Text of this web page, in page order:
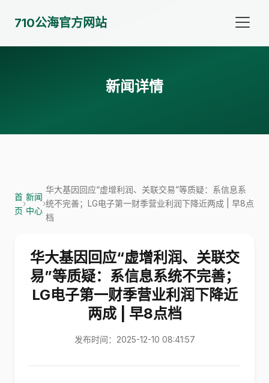
710公海官方网站
新闻详情
首
页
›
新闻
中心
›
华大基因回应“虚增利润、关联交易”等质疑：系信息系
统不完善；LG电子第一财季营业利润下降近两成 | 早8点
档
华大基因回应“虚增利润、关联交
易”等质疑：系信息系统不完善；
LG电子第一财季营业利润下降近
两成 | 早8点档
发布时间：2025-12-10 08:41:57